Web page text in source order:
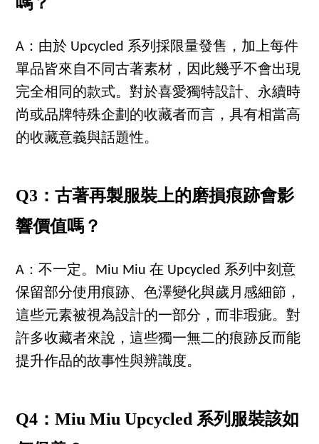
A：由於 Upcycled 系列採限量發售，加上每件
單品皆來自不同古著素材，因此幾乎不會出現
完全相同的款式。對於喜愛獨特設計、永續時
尚或品牌特殊企劃的收藏者而言，具有相當高
的收藏意義與話題性。
Q3：古著再製服裝上的磨損痕跡會影
響價值嗎？
A：不一定。Miu Miu 在 Upcycled 系列中刻意
保留部分使用痕跡、色澤變化與歲月感細節，
這些元素被視為設計的一部分，而非瑕疵。對
許多收藏者來說，這些獨一無二的痕跡反而能
提升作品的故事性與辨識度。
Q4：Miu Miu Upcycled 系列服裝該如